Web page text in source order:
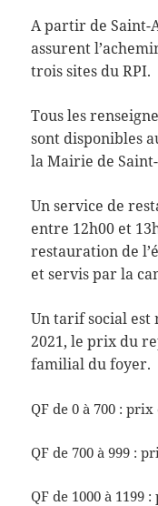
A partir de Saint-
assurent
trois sites du RPI.
Tous les
sont disponibles
la Mairie de
Un service de
entre 12h00 et
restauration de
et servis par la
Un tarif social est
2021, le prix du
familial du foyer.
QF de 0 à 700 :
QF de 700 à 999 :
QF de 1000 à 1199